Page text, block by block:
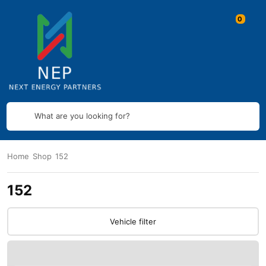
What are you looking for?
Home Shop 152
152
Vehicle filter